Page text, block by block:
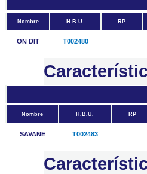
Nombre H.B.U. RP
ON DIT T002480
Nombre H.B.U. RP
SAVANE T002483